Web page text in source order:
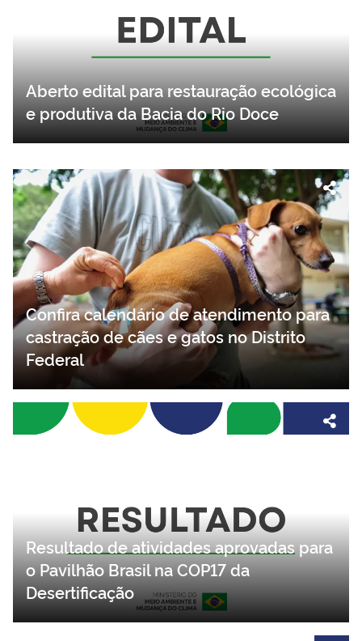
Aberto edital para restauração ecológica
e produtiva da Bacia do Rio Doce
Confira calendário de atendimento para
castração de cães e gatos no Distrito
Federal
Resultado de atividades aprovadas para
o Pavilhão Brasil na COP17 da
Desertificação